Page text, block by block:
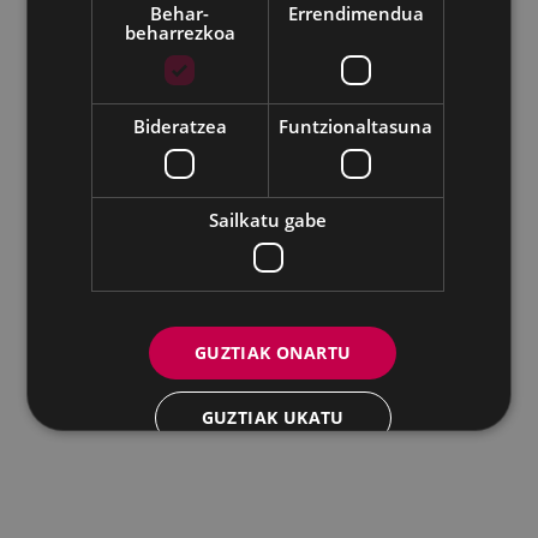
Udalaren sare sozial guztiak
Eibarko Andretxea - Isasi kalea, 11 | 20600 Eibar
Andretxea: 943 54 39 38
Berdintasuna: 943 70 84 40
andretxea@eibar.eus
berdintasuna@eibar.eus
IFZ: P2003100A | DIR3 L01200300
Behar-
beharrezkoa
Errendimendua
Bideratzea Funtzionaltasuna
Sailkatu gabe
GUZTIAK ONARTU
GUZTIAK UKATU